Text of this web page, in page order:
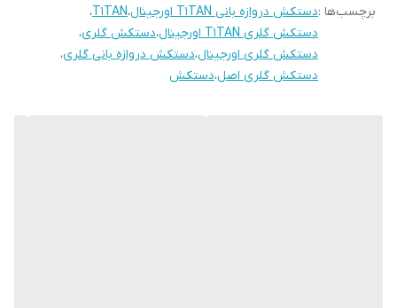
برچسب‌ها :دستکش دروازه بانی T1TAN اورجینال ،T1TAN،
دستکش گلری T1TAN اورجینال
،دستکش گلری،
دستکش گلری اورجینال،دستکش دروازه بانی گلری،
دستکش گلری اصل،دستکش